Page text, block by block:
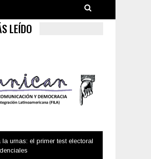
LEÍDO
la viga en los propios ojos